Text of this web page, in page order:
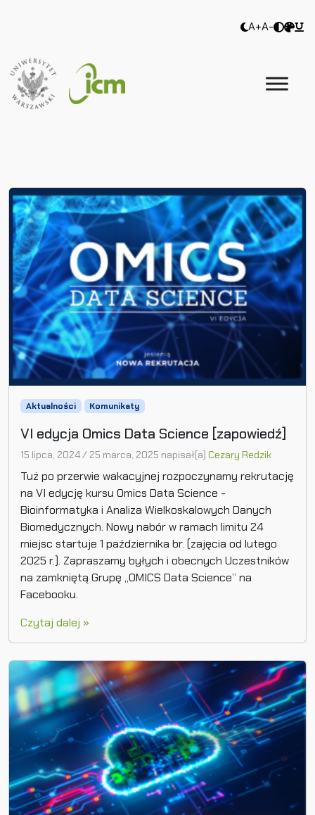
A+A-
Aktualności Komunikaty
VI edycja Omics Data Science [zapowiedź]
15 lipca, 2024/ 25 marca, 2025 napisał(a) Cezary Redzik
Tuż po przerwie wakacyjnej rozpoczynamy rekrutację
na VI edycję kursu Omics Data Science -
Bioinformatyka i Analiza Wielkoskalowych Danych
Biomedycznych. Nowy nabór w ramach limitu 24
miejsc startuje 1 października br. (zajęcia od lutego
2025 r.). Zapraszamy byłych i obecnych Uczestników
na zamkniętą Grupę „OMICS Data Science” na
Facebooku.
Czytaj dalej »